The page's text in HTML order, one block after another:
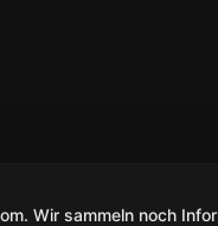
Wir sammeln noch